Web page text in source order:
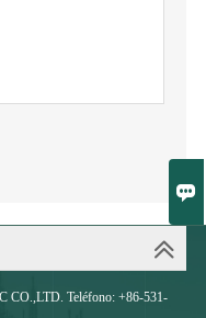

Teléfono: +86-531-